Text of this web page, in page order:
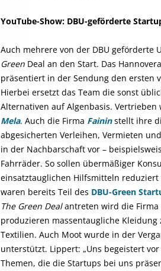
YouTube-Show: DBU-geförderte
Auch mehrere von der DBU geförderte
Green Deal an den Start. Das
präsentiert in der Sendung den ersten
Hierbei ersetzt das Team die sonst
Alternativen auf Algenbasis.
Mela. Auch die Firma Faininstellt ihre
abgesicherten Verleihen, Vermieten
in der Nachbarschaft vor –
Fahrräder. So sollen übermäßiger
einsatztauglichen Hilfsmitteln
waren bereits Teil des DBU-Green
The Green Dealantreten wird die Firma
produzieren massentaugliche Kleidung
Textilien. Auch Moot wurde in der
unterstützt. Lippert: „Uns begeistert
Themen, die die Startups bei uns